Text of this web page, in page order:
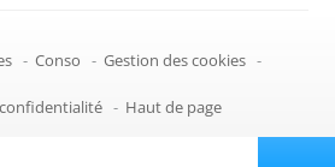
- Conso - Gestion des cookies -
- Haut de page